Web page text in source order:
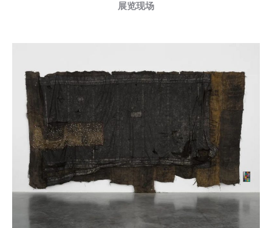
展览现场